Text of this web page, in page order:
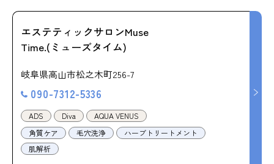
エステティックサロンMuse
Time.(ミューズタイム)
岐阜県高山市松之木町256-7
090-7312-5336
ADS Diva
AQUA VENUS
角質ケア
毛穴洗浄
ハーブトリートメント
肌解析